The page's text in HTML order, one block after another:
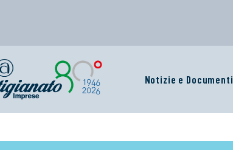
Notizie e Documenti